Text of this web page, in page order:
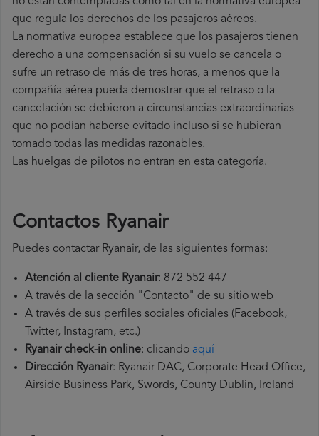
que regula los derechos de los pasajeros aéreos.
La normativa europea establece que los pasajeros tienen
derecho a una compensación si su vuelo se cancela o
sufre un retraso de más de tres horas, a menos que la
compañía aérea pueda demostrar que el retraso o la
cancelación se debieron a circunstancias extraordinarias
que no podían haberse evitado incluso si se hubieran
tomado todas las medidas razonables.
Las huelgas de pilotos no entran en esta categoría.
Contactos Ryanair
Puedes contactar Ryanair, de las siguientes formas:
Atención al cliente Ryanair: 872 552 447
A través de la sección "Contacto" de su sitio web
A través de sus perfiles sociales oficiales (Facebook,
Twitter, Instagram, etc.)
Ryanair check-in online: clicando aquí
Dirección Ryanair: Ryanair DAC, Corporate Head Office,
Airside Business Park, Swords, County Dublin, Ireland